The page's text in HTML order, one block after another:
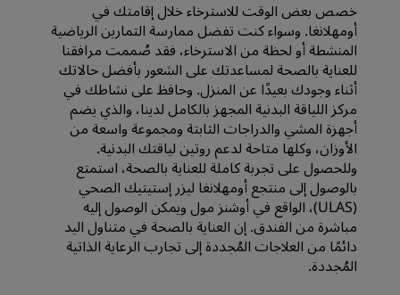
خصص بعض الوقت للاسترخاء خلال إقامتك في
أومهلانغا. وسواء كنت تفضل ممارسة التمارين الرياضية
المنشطة أو لحظة من الاسترخاء، فقد صُممت مرافقنا
للعناية بالصحة لمساعدتك على الشعور بأفضل حالاتك
أثناء وجودك بعيدًا عن المنزل. وحافظ على نشاطك في
مركز اللياقة البدنية المجهز بالكامل لدينا، والذي يضم
أجهزة المشي والدراجات الثابتة ومجموعة واسعة من
الأوزان، وكلها متاحة لدعم روتين لياقتك البدنية.
وللحصول على تجربة كاملة للعناية بالصحة، استمتع
بالوصول إلى منتجع أومهلانغا ليزر إستيتيك الصحي
(ULAS)، الواقع في أوشنز مول ويمكن الوصول إليه
مباشرة من الفندق. إن العناية بالصحة في متناول اليد
دائمًا من العلاجات المُجددة إلى تجارب الرعاية الذاتية
المُجددة.